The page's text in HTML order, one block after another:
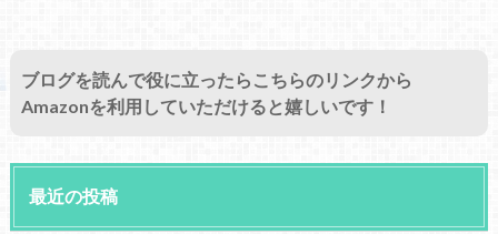
ブログを読んで役に立ったらこちらのリンクから
Amazonを利用していただけると嬉しいです！
最近の投稿